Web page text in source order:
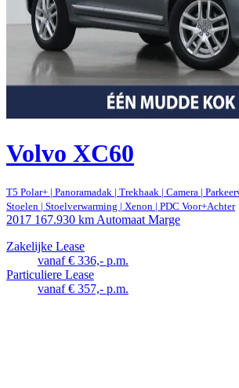
Volvo XC60
T5 Polar+ | Panoramadak | Trekhaak | Camera |
Stoelen | Stoelverwarming | Xenon | PDC Voor+Achter
2017 167.930 km Automaat Marge
Zakelijke Lease
vanaf € 336,- p.m.
Particuliere Lease
vanaf € 357,- p.m.